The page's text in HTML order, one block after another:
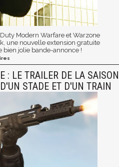
Modern Warfare et Warzone
une nouvelle extension gratuite
bien jolie bande-annonce !
: LE TRAILER DE LA SAISON
STADE ET D'UN TRAIN